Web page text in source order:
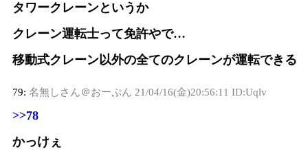
タワークレーンというか
クレーン運転士って免許やで…
移動式クレーン以外の全てのクレーンが運転できる
79: 名無しさん＠おーぷん 21/04/16(金)20:56:11 ID:Uqlv
>>78
かっけぇ